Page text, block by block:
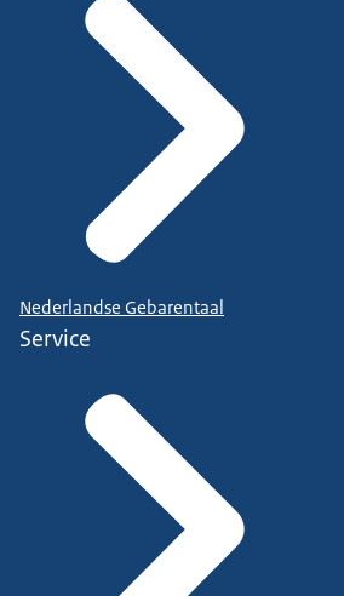
Nederlandse Gebarentaal
Service